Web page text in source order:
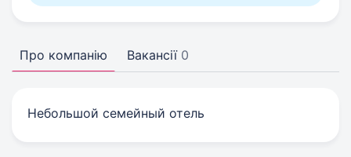
Про компанію Вакансії 0
Небольшой семейный отель